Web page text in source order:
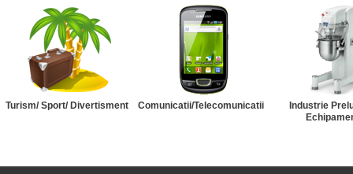
Turism/ Sport/ Divertisment Comunicatii/Telecomunicatii
Industrie